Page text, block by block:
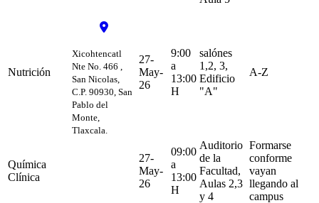
Nutrición
Xicohtencatl
Nte No. 466 ,
San Nicolas,
C.P. 90930, San
Pablo del
Monte,
Tlaxcala.
27-
May-
26
9:00
a
13:00
H
salónes
1,2, 3,
Edificio
"A"
A-Z
Química
Clínica
27-
May-
26
09:00
a
13:00
H
Auditorio
de la
Facultad,
Aulas 2,3
y 4
Formarse
conforme
vayan
llegando al
campus